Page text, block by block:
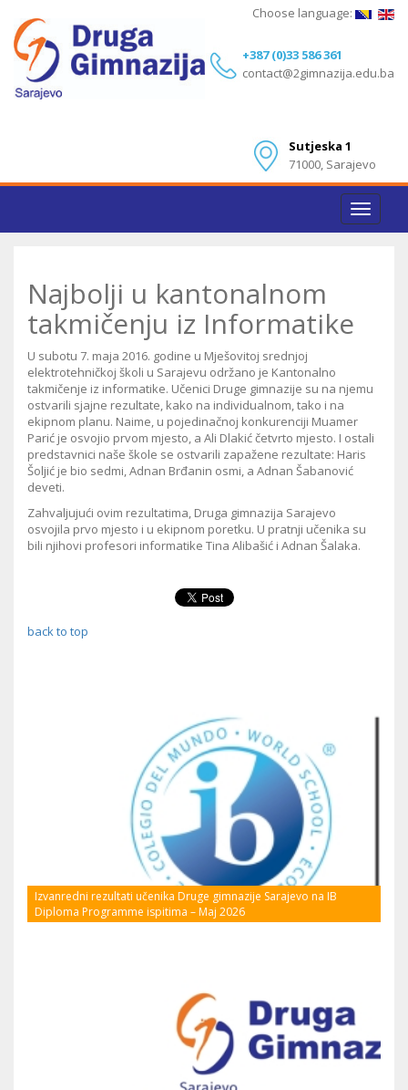
+387 (0)33 586 361
contact@2gimnazija.edu.ba
Sutjeska 1
71000, Sarajevo
Choose language:
Toggle
Najbolji u kantonalnom
takmičenju iz Informatike
U subotu 7. maja 2016. godine u Mješovitoj srednjoj
elektrotehničkoj školi u Sarajevu održano je Kantonalno
takmičenje iz informatike. Učenici Druge gimnazije su na njemu
ostvarili sjajne rezultate, kako na individualnom, tako i na
ekipnom planu. Naime, u pojedinačnoj konkurenciji Muamer
Parić je osvojio prvom mjesto, a Ali Dlakić četvrto mjesto. I ostali
predstavnici naše škole se ostvarili zapažene rezultate: Haris
Šoljić je bio sedmi, Adnan Brđanin osmi, a Adnan Šabanović
deveti.
Zahvaljujući ovim rezultatima, Druga gimnazija Sarajevo
osvojila prvo mjesto i u ekipnom poretku. U pratnji učenika su
bili njihovi profesori informatike Tina Alibašić i Adnan Šalaka.
back to top
Izvanredni rezultati učenika Druge gimnazije Sarajevo na IB
Diploma Programme ispitima – Maj 2026